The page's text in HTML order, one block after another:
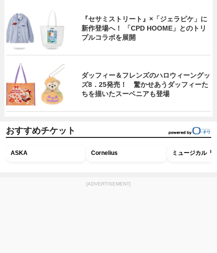
『セサミストリート』×「ジェラピケ」に
新作登場へ！ 「CPD HOOME」とのトリ
プルコラボを展開
ダッフィー＆フレンズのハロウィーングッ
ズ8．25発売！ 驚かせあうダッフィーた
ちを描いたスーベニアも登場
おすすめチケット
ASKA Cornelius ミュージカル『
[ADVERTISEMENT]